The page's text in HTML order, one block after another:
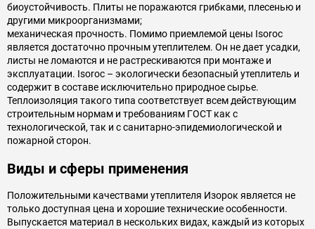
биоустойчивость. Плиты не поражаются грибками, плесенью и
другими микроорганизмами;
механическая прочность. Помимо приемлемой цены Isoroc
является достаточно прочным утеплителем. Он не дает усадки,
листы не ломаются и не растрескиваются при монтаже и
эксплуатации. Isoroc – экологически безопасный утеплитель и
содержит в составе исключительно природное сырье.
Теплоизоляция такого типа соответствует всем действующим
строительным нормам и требованиям ГОСТ как с
технологической, так и с санитарно-эпидемиологической и
пожарной сторон.
Виды и сферы применения
Положительными качествами утеплителя Изорок является не
только доступная цена и хорошие технические особенности.
Выпускается материал в нескольких видах, каждый из которых